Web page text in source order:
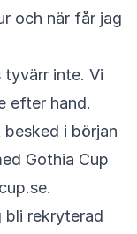
och när får jag
inte. Vi
efter hand.
i början
Gothia Cup
bli rekryterad